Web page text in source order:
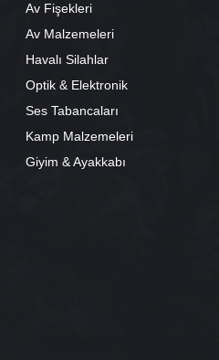
Av Fişekleri
Av Malzemeleri
Havalı Silahlar
Optik & Elektronik
Ses Tabancaları
Kamp Malzemeleri
Giyim & Ayakkabı